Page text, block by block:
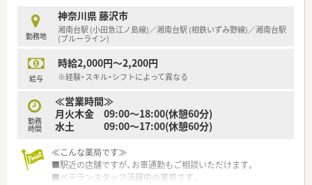
勤務地
神奈川県 藤沢市
湘南台駅 (小田急江ノ島線)／湘南台駅 (相鉄いずみ野線)／湘南台駅
(ブルーライン)
給与
時給2,000円～2,200円
※経験・スキル・シフトによって異なる
勤務
時間
≪営業時間≫
月火木金 09:00～18:00(休憩60分)
水土 09:00～17:00(休憩60分)
≪こんな薬局です≫
■駅近の店舗ですが、お車通勤もご相談いただけます。
■ベテランスタッフ活躍中の薬局です。